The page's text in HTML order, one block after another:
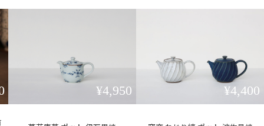
¥4,950 ¥4,400